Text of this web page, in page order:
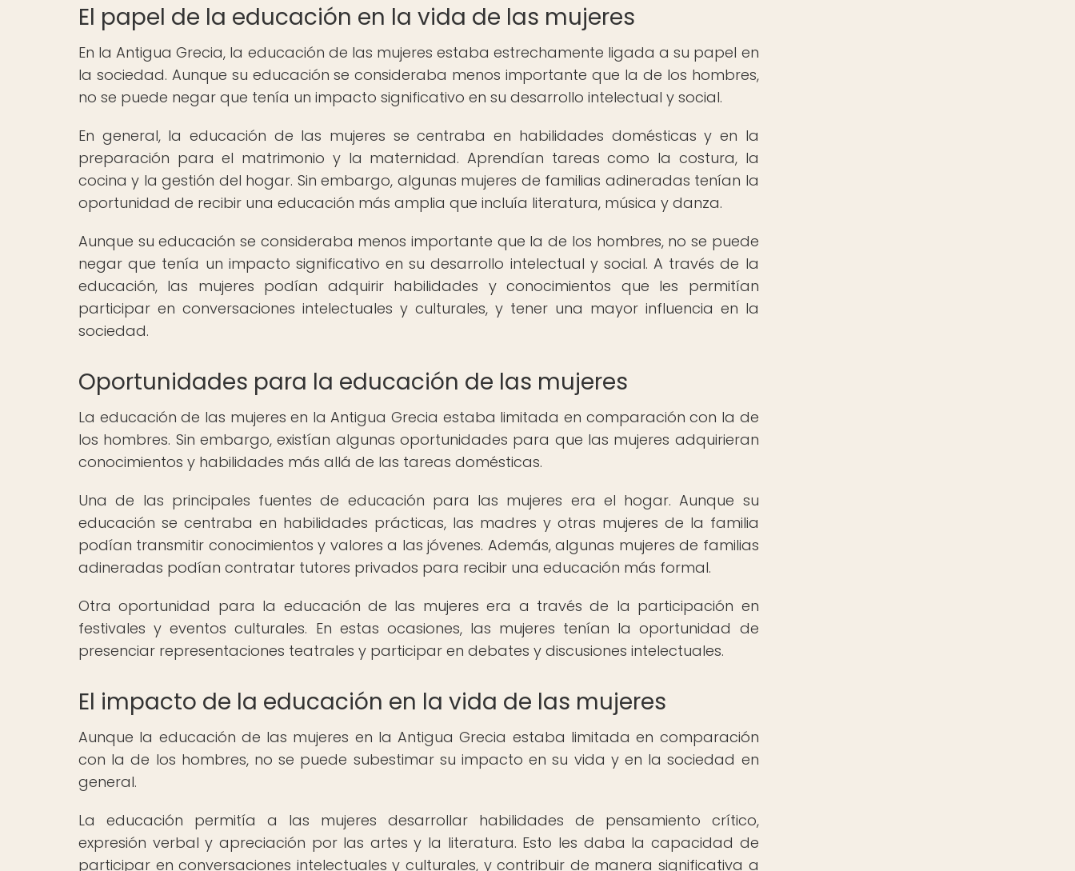
El papel de la educación en la vida de las mujeres
En la Antigua Grecia, la educación de las mujeres estaba estrechamente ligada a su papel en
la sociedad. Aunque su educación se consideraba menos importante que la de los hombres,
no se puede negar que tenía un impacto significativo en su desarrollo intelectual y social.
En general, la educación de las mujeres se centraba en habilidades domésticas y en la
preparación para el matrimonio y la maternidad. Aprendían tareas como la costura, la
cocina y la gestión del hogar. Sin embargo, algunas mujeres de familias adineradas tenían la
oportunidad de recibir una educación más amplia que incluía literatura, música y danza.
Aunque su educación se consideraba menos importante que la de los hombres, no se puede
negar que tenía un impacto significativo en su desarrollo intelectual y social. A través de la
educación, las mujeres podían adquirir habilidades y conocimientos que les permitían
participar en conversaciones intelectuales y culturales, y tener una mayor influencia en la
sociedad.
Oportunidades para la educación de las mujeres
La educación de las mujeres en la Antigua Grecia estaba limitada en comparación con la de
los hombres. Sin embargo, existían algunas oportunidades para que las mujeres adquirieran
conocimientos y habilidades más allá de las tareas domésticas.
Una de las principales fuentes de educación para las mujeres era el hogar. Aunque su
educación se centraba en habilidades prácticas, las madres y otras mujeres de la familia
podían transmitir conocimientos y valores a las jóvenes. Además, algunas mujeres de familias
adineradas podían contratar tutores privados para recibir una educación más formal.
Otra oportunidad para la educación de las mujeres era a través de la participación en
festivales y eventos culturales. En estas ocasiones, las mujeres tenían la oportunidad de
presenciar representaciones teatrales y participar en debates y discusiones intelectuales.
El impacto de la educación en la vida de las mujeres
Aunque la educación de las mujeres en la Antigua Grecia estaba limitada en comparación
con la de los hombres, no se puede subestimar su impacto en su vida y en la sociedad en
general.
La educación permitía a las mujeres desarrollar habilidades de pensamiento crítico,
expresión verbal y apreciación por las artes y la literatura. Esto les daba la capacidad de
participar en conversaciones intelectuales y culturales, y contribuir de manera significativa a